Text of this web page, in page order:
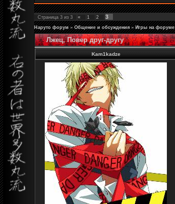
Страница 3 из 3 « 1 2 3
Наруто форум » Общение и обсуждения » Игры на форуме
Лжец, Повер друг-другу
Kam1kadze